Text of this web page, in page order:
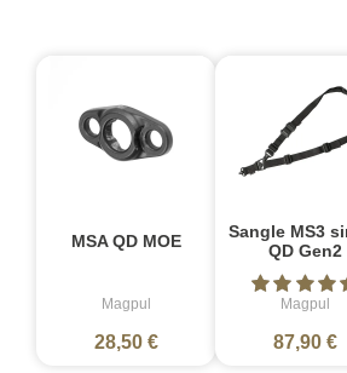
MSA QD MOE
Magpul
28,50 €
Sangle MS3
QD Gen2
Magpul
87,90 €